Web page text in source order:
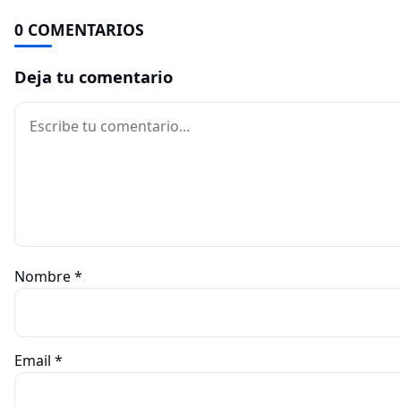
0 COMENTARIOS
Deja tu comentario
Comentario
Nombre*
Email *